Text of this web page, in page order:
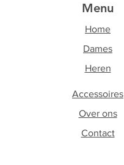
Menu
Home
Dames
Heren
Accessoires
Over ons
Contact